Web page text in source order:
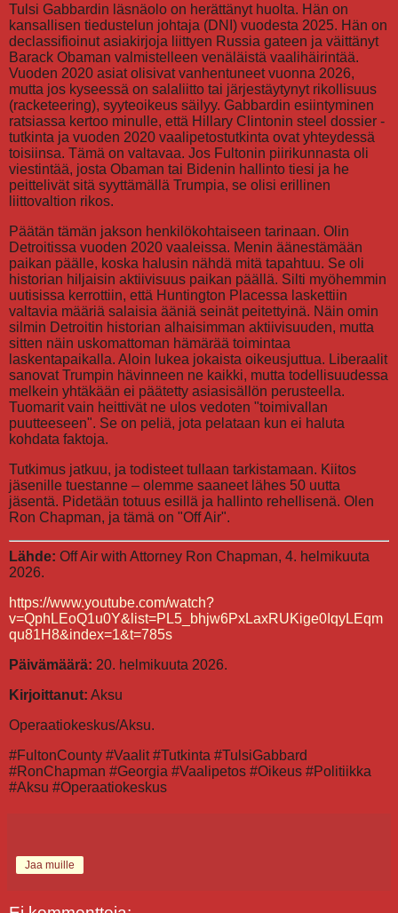
Tulsi Gabbardin läsnäolo on herättänyt huolta. Hän on
kansallisen tiedustelun johtaja (DNI) vuodesta 2025. Hän on
declassifioinut asiakirjoja liittyen Russia gateen ja väittänyt
Barack Obaman valmistelleen venäläistä vaalihäirintää.
Vuoden 2020 asiat olisivat vanhentuneet vuonna 2026,
mutta jos kyseessä on salaliitto tai järjestäytynyt rikollisuus
(racketeering), syyteoikeus säilyy. Gabbardin esiintyminen
ratsiassa kertoo minulle, että Hillary Clintonin steel dossier -
tutkinta ja vuoden 2020 vaalipetostutkinta ovat yhteydessä
toisiinsa. Tämä on valtavaa. Jos Fultonin piirikunnasta oli
viestintää, josta Obaman tai Bidenin hallinto tiesi ja he
peittelivät sitä syyttämällä Trumpia, se olisi erillinen
liittovaltion rikos.
Päätän tämän jakson henkilökohtaiseen tarinaan. Olin
Detroitissa vuoden 2020 vaaleissa. Menin äänestämään
paikan päälle, koska halusin nähdä mitä tapahtuu. Se oli
historian hiljaisin aktiivisuus paikan päällä. Silti myöhemmin
uutisissa kerrottiin, että Huntington Placessa laskettiin
valtavia määriä salaisia ääniä seinät peitettyinä. Näin omin
silmin Detroitin historian alhaisimman aktiivisuuden, mutta
sitten näin uskomattoman hämärää toimintaa
laskentapaikalla. Aloin lukea jokaista oikeusjuttua. Liberaalit
sanovat Trumpin hävinneen ne kaikki, mutta todellisuudessa
melkein yhtäkään ei päätetty asiasisällön perusteella.
Tuomarit vain heittivät ne ulos vedoten "toimivallan
puutteeseen". Se on peliä, jota pelataan kun ei haluta
kohdata faktoja.
Tutkimus jatkuu, ja todisteet tullaan tarkistamaan. Kiitos
jäsenille tuestanne – olemme saaneet lähes 50 uutta
jäsentä. Pidetään totuus esillä ja hallinto rehellisenä. Olen
Ron Chapman, ja tämä on "Off Air".
Lähde: Off Air with Attorney Ron Chapman, 4. helmikuuta
2026.
https://www.youtube.com/watch?
v=QphLEoQ1u0Y&list=PL5_bhjw6PxLaxRUKige0IqyLEqm
qu81H8&index=1&t=785s
Päivämäärä: 20. helmikuuta 2026.
Kirjoittanut: Aksu
Operaatiokeskus/Aksu.
#FultonCounty #Vaalit #Tutkinta #TulsiGabbard
#RonChapman #Georgia #Vaalipetos #Oikeus #Politiikka
#Aksu #Operaatiokeskus
Jaa muille